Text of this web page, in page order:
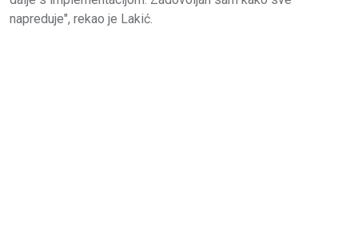
napreduje", rekao je Lakić.